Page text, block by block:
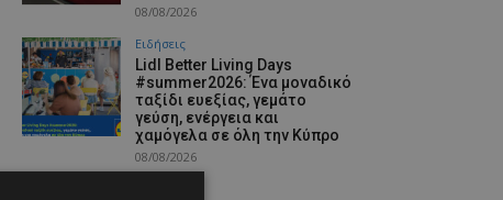
08/08/2026
Ειδήσεις
Lidl Better Living Days
#summer2026: Ένα μοναδικό
ταξίδι ευεξίας, γεμάτο
γεύση, ενέργεια και
χαμόγελα σε όλη την Κύπρο
08/08/2026